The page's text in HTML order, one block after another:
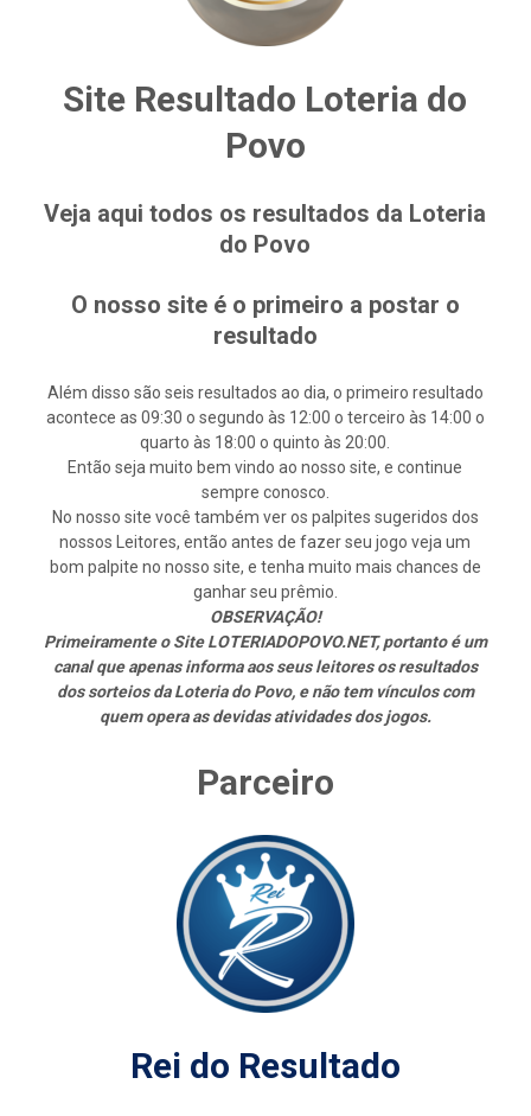
Site Resultado Loteria do
Povo
Veja aqui todos os resultados da Loteria
do Povo
O nosso site é o primeiro a postar o
resultado
Além disso são seis resultados ao dia, o primeiro resultado
acontece as 09:30 o segundo às 12:00 o terceiro às 14:00 o
quarto às 18:00 o quinto às 20:00.
Então seja muito bem vindo ao nosso site, e continue
sempre conosco.
No nosso site você também ver os palpites sugeridos dos
nossos Leitores, então antes de fazer seu jogo veja um
bom palpite no nosso site, e tenha muito mais chances de
ganhar seu prêmio.
OBSERVAÇÃO!
Primeiramente o Site LOTERIADOPOVO.NET, portanto é um
canal que apenas informa aos seus leitores os resultados
dos sorteios da Loteria do Povo, e não tem vínculos com
quem opera as devidas atividades dos jogos.
Parceiro
Rei do Resultado